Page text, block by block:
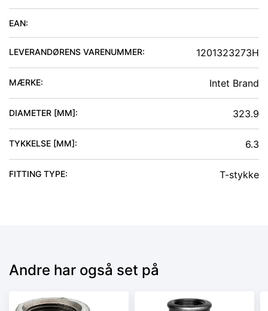
EAN:
LEVERANDØRENS VARENUMMER: 1201323273H
MÆRKE: Intet Brand
DIAMETER [MM]: 323.9
TYKKELSE [MM]: 6.3
FITTING TYPE: T-stykke
Andre har også set på